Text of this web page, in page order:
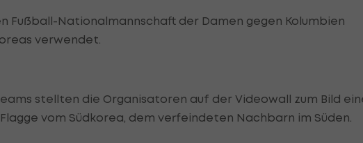
Fußball-Nationalmannschaft der Damen gegen Kolumbien
verwendet.
stellten die Organisatoren auf der Videowall zum Bild
vom Südkorea, dem verfeindeten Nachbarn im Süden.